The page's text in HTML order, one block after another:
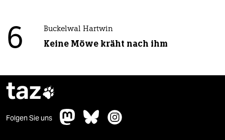
6 Buckelwal Hartwin
Keine Möwe kräht nach ihm
taz
Folgen Sie uns